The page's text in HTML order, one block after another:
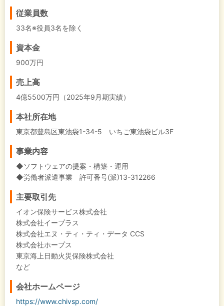
従業員数
33名※役員3名を除く
資本金
900万円
売上高
4億5500万円（2025年9月期実績）
本社所在地
東京都豊島区東池袋1-34-5 いちご東池袋ビル3F
事業内容
◆ソフトウェアの提案・構築・運用
◆労働者派遣事業 許可番号(派)13-312266
主要取引先
イオン保険サービス株式会社
株式会社イープラス
株式会社エヌ・ティ・ティ・データ CCS
株式会社ホープス
東京海上日動火災保険株式会社
など
会社ホームページ
https://www.chivsp.com/